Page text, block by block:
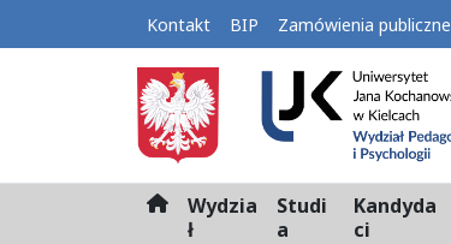
Kontakt BIP Zamówienia publiczne
H
Wydzia
ł
Studi
a
Kandyda
ci